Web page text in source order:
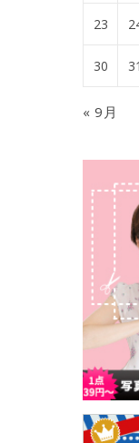
23
30 31
« 9月